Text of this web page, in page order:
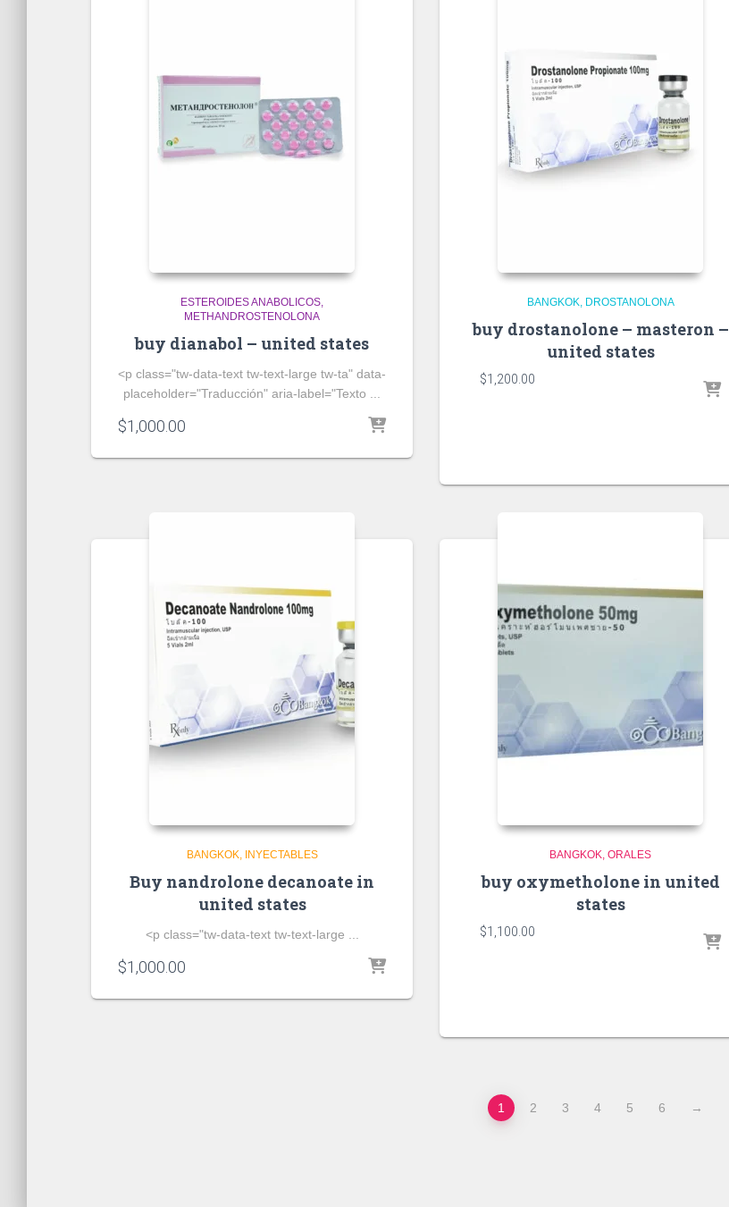
ESTEROIDES ANABOLICOS
METHANDROSTENOLONA
buy dianabol – united states
<p class="tw-data-text tw-text-large tw-ta" data-
placeholder="Traducción" aria-label="Texto ...
$1,000.00
BANGKOK DROSTANOLONA
buy drostanolone – masteron –
united states
$1,200.00
BANGKOK INYECTABLES
Buy nandrolone decanoate in
united states
<p class="tw-data-text tw-text-large ...
$1,000.00
BANGKOK ORALES
buy oxymetholone in united
states
$1,100.00
1 2 3 4 5 6 →